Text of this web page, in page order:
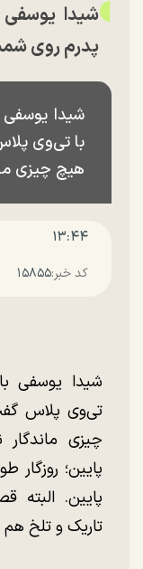
شیدا یوسفی
پدرم روی
شیدا یوسفی
با تی‌وی
هیچ چیزی
۱۳:۴۴
کد خبر:۱۵۸۵۵
شیدا یوسفی
تی‌وی پلاس
چیزی
پایین؛
پایین. البته
تاریک و تلخ هم